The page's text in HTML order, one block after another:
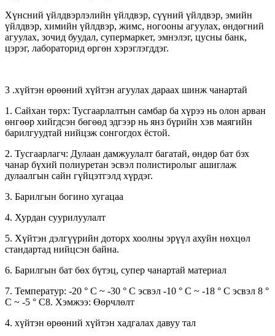
Хүнсний үйлдвэрлэлийн үйлдвэр, сүүний үйлдвэр, эмийн
үйлдвэр, химийн үйлдвэр, жимс, ногооны агуулах, өндөгний
агуулах, зочид буудал, супермаркет, эмнэлэг, цусны банк,
цэрэг, лабораторид өргөн хэрэглэгддэг.
3 .хүйтэн өрөөний хүйтэн агуулах дараах шинж чанартай
1. Сайхан төрх: Тусгаарлалтын самбар ба хүрээ нь олон арван
өнгөөр ​​хийгдсэн бөгөөд эдгээр нь янз бүрийн хэв маягийн
барилгуудтай нийцэж сонгогдох ёстой.
2. Тусгаарлагч: Дулаан дамжуулалт багатай, өндөр бат бэх
чанар бүхий полиуретан эсвэл полистиролыг ашиглаж
дулаалгын сайн гүйцэтгэлд хүрдэг.
3. Барилгын богино хугацаа
4. Хурдан суурилуулалт
5. Хүйтэн дэлгүүрийн доторх хоолны эрүүл ахуйн нөхцөл
стандартад нийцсэн байна.
6. Барилгын бат бөх бүтэц, супер чанартай материал
7. Температур: -20 ° C ~ -30 ° C эсвэл -10 ° C ~ -18 ° C эсвэл 8 °
C ~ -5 ° C8. Хэмжээ: Өөрчлөлт
4. хүйтэн өрөөний хүйтэн хадгалах давуу тал